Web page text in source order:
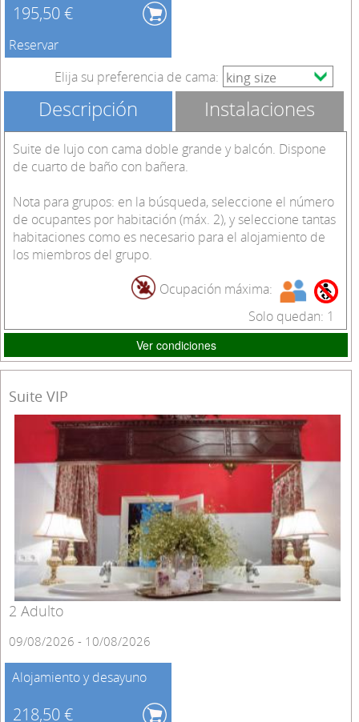
195,50 €
Reservar
Elija su preferencia de cama:
Descripción Instalaciones
Suite de lujo con cama doble grande y balcón. Dispone
de cuarto de baño con bañera.
Nota para grupos: en la búsqueda, seleccione el número
de ocupantes por habitación (máx. 2), y seleccione tantas
habitaciones como es necesario para el alojamiento de
los miembros del grupo.
Ocupación máxima:
Solo quedan: 1
Ver condiciones
Suite VIP
2 Adulto
09/08/2026 - 10/08/2026
Alojamiento y desayuno
218,50 €